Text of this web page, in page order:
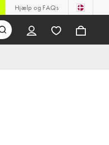
Hjælp og FAQs
kr. (+74%). Var 259,00